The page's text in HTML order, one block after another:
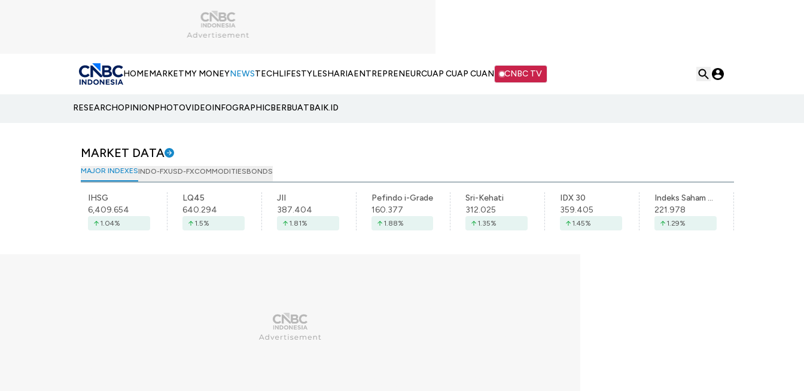
HOMEMARKETMY MONEYNEWSTECHLIFESTYLESHARIAENTREPRENEURCUAP CUAP CUAN CNBC TV
RESEARCHOPINIONPHOTOVIDEOINFOGRAPHICBERBUATBAIK.ID
MARKET DATA
MAJOR INDEXESINDO-FXUSD-FXCOMMODITIESBONDS
IHSG
6,409.654
1.04%
LQ45
640.294
1.5%
JII
387.404
1.81%
Pefindo i-Grade
160.377
1.88%
Sri-Kehati
312.025
1.35%
IDX 30
359.405
1.45%
Indeks Saham Syariah Indonesia
221.978
1.29%